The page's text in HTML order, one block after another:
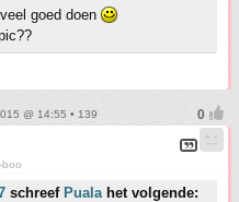
goed doen
@ 14:55 • 139
boo
schreef Pualahet volgende: